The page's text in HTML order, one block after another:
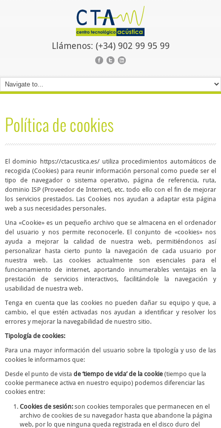
Llámenos: (+34) 902 99 95 99
Política de cookies
El dominio https://ctacustica.es/ utiliza procedimientos automáticos de
recogida (Cookies) para reunir información personal como puede ser el
tipo de navegador o sistema operativo, página de referencia, ruta,
dominio ISP (Proveedor de Internet), etc. todo ello con el fin de mejorar
los servicios prestados. Las Cookies nos ayudan a adaptar esta página
web a sus necesidades personales.
Una «Cookie» es un pequeño archivo que se almacena en el ordenador
del usuario y nos permite reconocerle. El conjunto de «cookies» nos
ayuda a mejorar la calidad de nuestra web, permitiéndonos así
personalizar hasta cierto punto la navegación de cada usuario por
nuestra web. Las cookies actualmente son esenciales para el
funcionamiento de internet, aportando innumerables ventajas en la
prestación de servicios interactivos, facilitándole la navegación y
usabilidad de nuestra web.
Tenga en cuenta que las cookies no pueden dañar su equipo y que, a
cambio, el que estén activadas nos ayudan a identificar y resolver los
errores y mejorar la navegabilidad de nuestro sitio.
Tipología de cookies:
Para una mayor información del usuario sobre la tipología y uso de las
cookies le informamos que:
Desde el punto de vista de ‘tiempo de vida’ de la cookie (tiempo que la
cookie permanece activa en nuestro equipo) podemos diferenciar las
cookies entre:
Cookies de sesión: son cookies temporales que permanecen en el
archivo de cookies de su navegador hasta que abandone la página
web, por lo que ninguna queda registrada en el disco duro del